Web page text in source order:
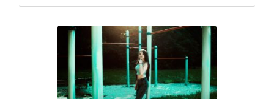
praktyce każdy ruch jest zsynchronizowany z oddechem, co